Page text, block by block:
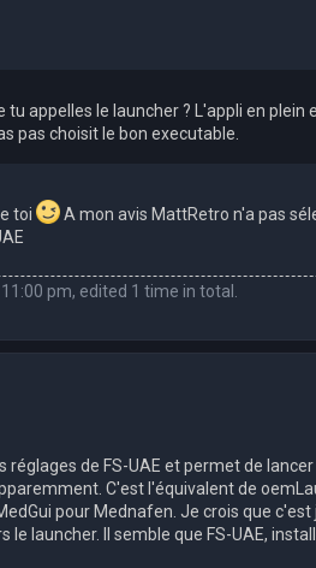
tu appelles le launcher ? L'appli en plein
pas choisit le bon executable.
toi
A mon avis MattRetro n'a pas
pm, edited 1 time in total.
réglages de FS-UAE et permet de
C'est l'équivalent de
pour Mednafen. Je crois que
le launcher. Il semble que FS-UAE,